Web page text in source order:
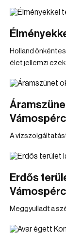
Holland
élet jellemzi
A
Erdős
Meggyulladt a